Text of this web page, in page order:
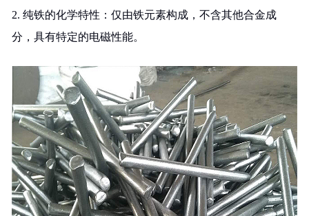
2. 纯铁的化学特性：仅由铁元素构成，不含其他合金成
分，具有特定的电磁性能。